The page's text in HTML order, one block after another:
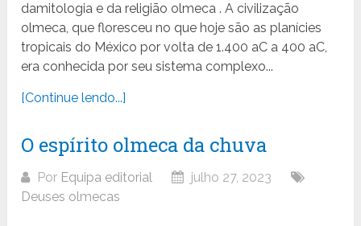
damitologia e da religião olmeca . A civilização
olmeca, que floresceu no que hoje são as planícies
tropicais do México por volta de 1.400 aC a 400 aC,
era conhecida por seu sistema complexo...
[Continue lendo...]
O espírito olmeca da chuva
Por Equipa editorial
julho 27, 2023
Deuses olmecas